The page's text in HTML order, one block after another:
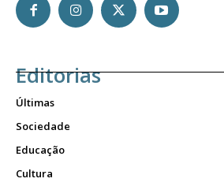
Editorias
Últimas
Sociedade
Educação
Cultura